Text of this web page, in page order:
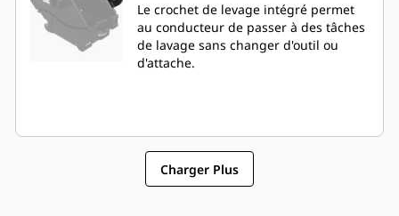
Le crochet de levage intégré permet
au conducteur de passer à des tâches
de lavage sans changer d'outil ou
d'attache.
Charger Plus